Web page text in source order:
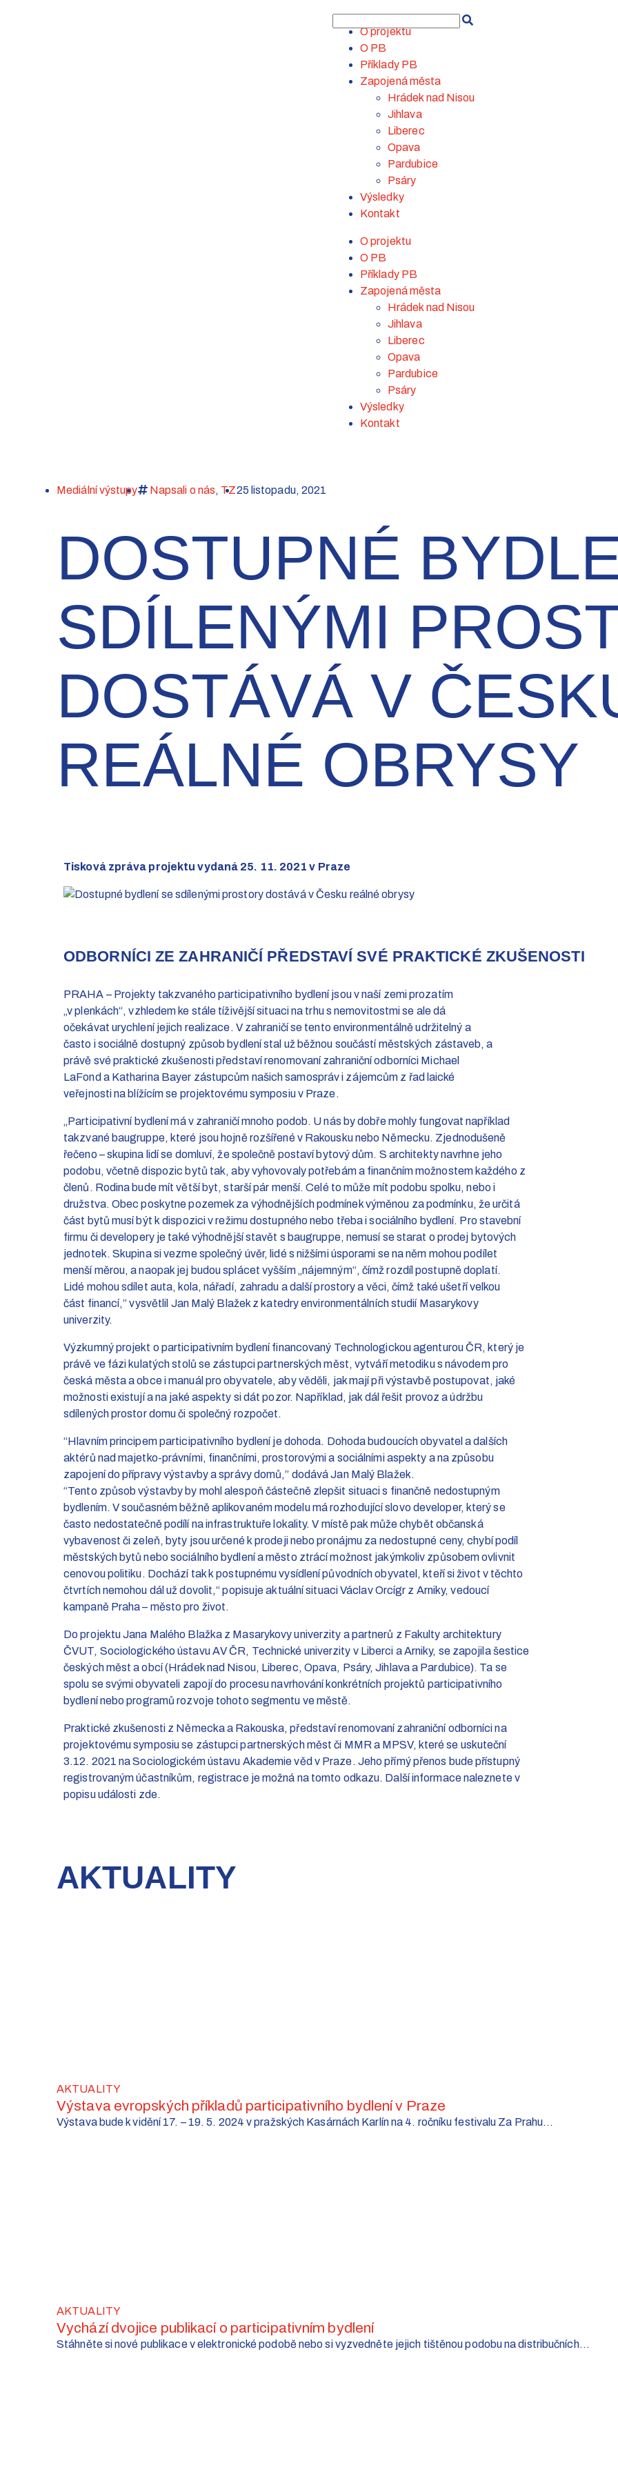
O projektu
O PB
Příklady PB
Zapojená města
Hrádek nad Nisou
Jihlava
Liberec
Opava
Pardubice
Psáry
Výsledky
Kontakt
O projektu
O PB
Příklady PB
Zapojená města
Hrádek nad Nisou
Jihlava
Liberec
Opava
Pardubice
Psáry
Výsledky
Kontakt
Mediální výstupy Napsali o nás, TZ25 listopadu, 2021
DOSTUPNÉ
SDÍLENÝMI
DOSTÁVÁ V
REÁLNÉ OBRYSY
Tisková zpráva projektu vydaná 25. 11. 2021 v Praze
ODBORNÍCI ZE ZAHRANIČÍ PŘEDSTAVÍ SVÉ PRAKTICKÉ ZKUŠENOSTI
PRAHA – Projekty takzvaného participativního bydlení jsou v naší zemi prozatím
„v plenkách“, vzhledem ke stále tíživější situaci na trhu s nemovitostmi se ale dá
očekávat urychlení jejich realizace. V zahraničí se tento environmentálně udržitelný a
často i sociálně dostupný způsob bydlení stal už běžnou součástí městských zástaveb, a
právě své praktické zkušenosti představí renomovaní zahraniční odborníci Michael
LaFond a Katharina Bayer zástupcům našich samospráv i zájemcům z řad laické
veřejnosti na blížícím se projektovému symposiu v Praze.
„Participativní bydlení má v zahraničí mnoho podob. U nás by dobře mohly fungovat například
takzvané baugruppe, které jsou hojně rozšířené v Rakousku nebo Německu. Zjednodušeně
řečeno – skupina lidí se domluví, že společně postaví bytový dům. S architekty navrhne jeho
podobu, včetně dispozic bytů tak, aby vyhovovaly potřebám a finančním možnostem každého z
členů. Rodina bude mít větší byt, starší pár menší. Celé to může mít podobu spolku, nebo i
družstva. Obec poskytne pozemek za výhodnějších podmínek výměnou za podmínku, že určitá
část bytů musí být k dispozici v režimu dostupného nebo třeba i sociálního bydlení. Pro stavební
firmu či developery je také výhodnější stavět s baugruppe, nemusí se starat o prodej bytových
jednotek. Skupina si vezme společný úvěr, lidé s nižšími úsporami se na něm mohou podílet
menší měrou, a naopak jej budou splácet vyšším „nájemným“, čímž rozdíl postupně doplatí.
Lidé mohou sdílet auta, kola, nářadí, zahradu a další prostory a věci, čímž také ušetří velkou
část financí,” vysvětlil Jan Malý Blažek z katedry environmentálních studií Masarykovy
univerzity.
Výzkumný projekt o participativním bydlení financovaný Technologickou agenturou ČR, který je
právě ve fázi kulatých stolů se zástupci partnerských měst, vytváří metodiku s návodem pro
česká města a obce i manuál pro obyvatele, aby věděli, jak mají při výstavbě postupovat, jaké
možnosti existují a na jaké aspekty si dát pozor. Například, jak dál řešit provoz a údržbu
sdílených prostor domu či společný rozpočet.
“Hlavním principem participativního bydlení je dohoda. Dohoda budoucích obyvatel a dalších
aktérů nad majetko-právními, finančními, prostorovými a sociálními aspekty a na způsobu
zapojení do přípravy výstavby a správy domů,” dodává Jan Malý Blažek.
“Tento způsob výstavby by mohl alespoň částečně zlepšit situaci s finančně nedostupným
bydlením. V současném běžně aplikovaném modelu má rozhodující slovo developer, který se
často nedostatečně podílí na infrastruktuře lokality. V místě pak může chybět občanská
vybavenost či zeleň, byty jsou určené k prodeji nebo pronájmu za nedostupné ceny, chybí podíl
městských bytů nebo sociálního bydlení a město ztrácí možnost jakýmkoliv způsobem ovlivnit
cenovou politiku. Dochází tak k postupnému vysídlení původních obyvatel, kteří si život v těchto
čtvrtích nemohou dál už dovolit,“ popisuje aktuální situaci Václav Orcígr z Arniky, vedoucí
kampaně Praha – město pro život.
Do projektu Jana Malého Blažka z Masarykovy univerzity a partnerů z Fakulty architektury
ČVUT, Sociologického ústavu AV ČR, Technické univerzity v Liberci a Arniky, se zapojila šestice
českých měst a obcí (Hrádek nad Nisou, Liberec, Opava, Psáry, Jihlava a Pardubice). Ta se
spolu se svými obyvateli zapojí do procesu navrhování konkrétních projektů participativního
bydlení nebo programů rozvoje tohoto segmentu ve městě.
Praktické zkušenosti z Německa a Rakouska, představí renomovaní zahraniční odborníci na
projektovému symposiu se zástupci partnerských měst či MMR a MPSV, které se uskuteční
3.12. 2021 na Sociologickém ústavu Akademie věd v Praze. Jeho přímý přenos bude přístupný
registrovaným účastníkům, registrace je možná na tomto odkazu. Další informace naleznete v
popisu události zde.
AKTUALITY
AKTUALITY
Výstava evropských příkladů participativního bydlení v Praze
Výstava bude k vidění 17. – 19. 5. 2024 v pražských Kasárnách Karlín na 4. ročníku fes­ti­valu Za Prahu...
AKTUALITY
Vychází dvojice publikací o participativním bydlení
Stáhněte si nové publikace v elektronické podobě nebo si vyzvedněte jejich tištěnou podobu na distribučních...